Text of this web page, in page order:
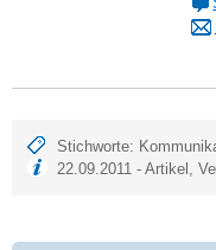
Stichworte:
22.09.2011 -Artikel ,